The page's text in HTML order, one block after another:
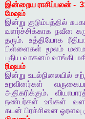
இன்றைய ராசிப்பலன் -
மேஷம்
இன்று குடும்பத்தில்
வளர்ச்சிக்காக நவீன
தரும். உத்தியோக
பிள்ளைகள்
மூலம்
புதிய வாகனம் வாங்கி
ரிஷபம்
இன்று உடல்நிலையில்
உறவினர்கள்
அதிகரிக்கும்.
நண்பர்கள்
உங்கள்
கடன் பிரச்சினை ஓரளவு